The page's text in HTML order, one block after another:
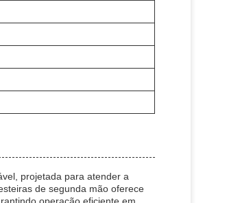
projetada para atender a
de segunda mão oferece